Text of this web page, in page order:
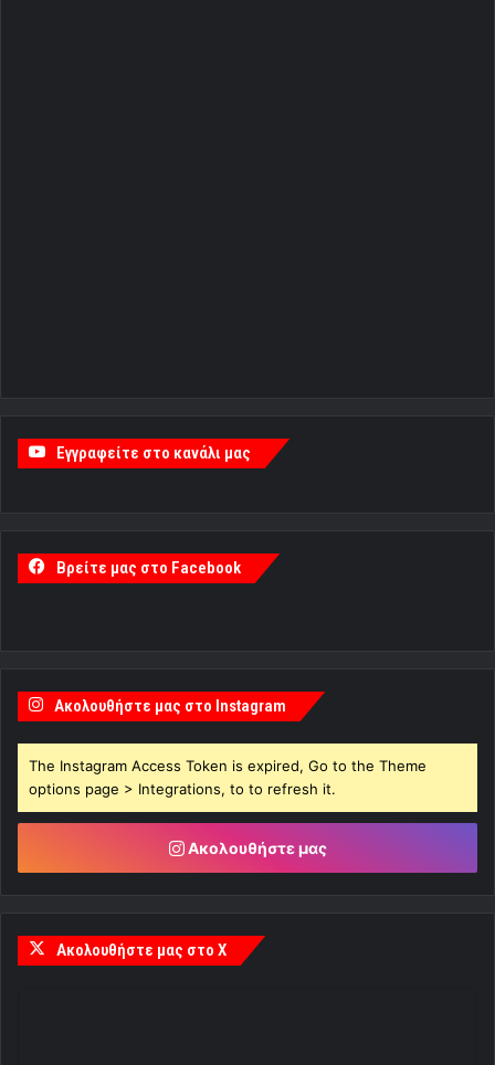
Εγγραφείτε στο κανάλι μας
Βρείτε μας στο Facebook
Ακολουθήστε μας στο Instagram
The Instagram Access Token is expired, Go to the Theme
options page > Integrations, to to refresh it.
Ακολουθήστε μας
Ακολουθήστε μας στο X